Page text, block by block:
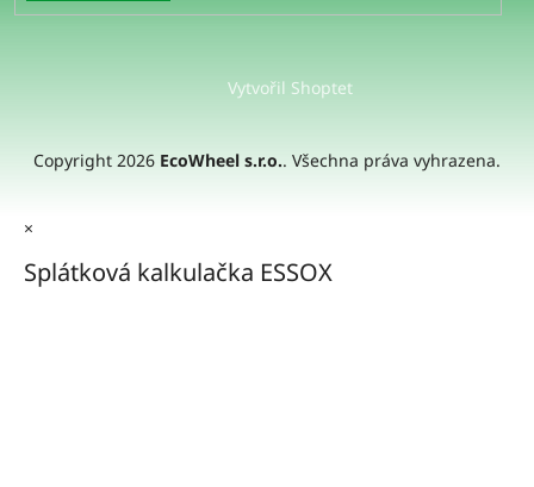
Vytvořil Shoptet
Copyright 2026 EcoWheel s.r.o.. Všechna práva vyhrazena.
×
Splátková kalkulačka ESSOX